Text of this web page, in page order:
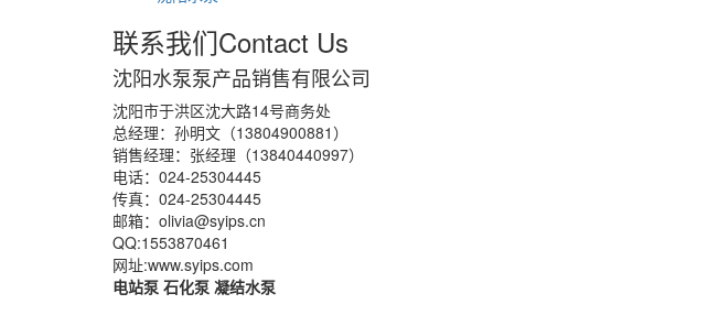
联系我们Contact Us
沈阳水泵泵产品销售有限公司
沈阳市于洪区沈大路14号商务处
总经理：孙明文（13804900881）
销售经理：张经理（13840440997）
电话：024-25304445
传真：024-25304445
邮箱：olivia@syips.cn
QQ:1553870461
网址:www.syips.com
电站泵 石化泵 凝结水泵